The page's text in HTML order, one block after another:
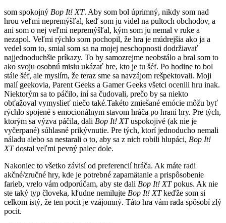
som spokojný Bop It! XT. Aby som bol úprimný, nikdy som nad
hrou veľmi nepremýšľal, keď som ju videl na pultoch obchodov, a
ani som o nej veľmi nepremýšľal, kým som ju nemal v ruke a
nezapol. Veľmi rýchlo som pochopil, že hra je múdrejšia ako ja a
vedel som to, smial som sa na mojej neschopnosti dodržiavať
najjednoduchšie príkazy. To by samozrejme neobstálo a bral som to
ako svoju osobnú misiu ukázať hre, kto je tu šéf. Po hodine to bol
stále šéf, ale myslím, že teraz sme sa navzájom rešpektovali. Moji
malí geekovia, Parent Geeks a Gamer Geeks všetci ocenili hru inak.
Niektorým sa to páčilo, iní sa čudovali, prečo by sa niekto
obťažoval vymyslieť niečo také.Takéto zmiešané emócie môžu byť
rýchlo spojené s emocionálnym stavom hráča po hraní hry. Pre tých,
ktorým sa výzva páčila, dali Bop It! XTuspokojivé (ak nie je
vyčerpané) súhlasné prikývnutie. Pre tých, ktorí jednoducho nemali
náladu alebo sa nestarali o to, aby sa z nich robili hlupáci, Bop It!
XTdostal veľmi pevný palec dole.
Nakoniec to všetko závisí od preferencií hráča. Ak máte radi
akčné/zručné hry, kde je potrebné zapamätanie a prispôsobenie
farieb, vrelo vám odporúčam, aby ste dali Bop It! XTpokus. Ak nie
ste taký typ človeka, kľudne nemilujte Bop It! XTkeďže som si
celkom istý, že ten pocit je vzájomný. Táto hra vám rada spôsobí zlý
pocit.